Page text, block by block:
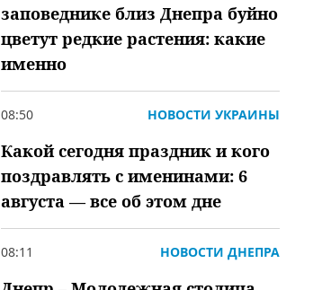
заповеднике близ Днепра буйно
цветут редкие растения: какие
именно
08:50 НОВОСТИ УКРАИНЫ
Какой сегодня праздник и кого
поздравлять с именинами: 6
августа — все об этом дне
08:11 НОВОСТИ ДНЕПРА